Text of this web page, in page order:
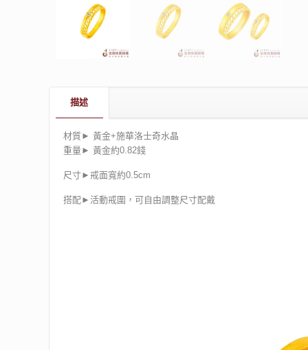
描述
材質► 黃金+施華洛士奇水晶
重量► 黃金約0.82錢
尺寸►戒面寬約0.5cm
搭配►活動戒圍，可自由調整尺寸配戴